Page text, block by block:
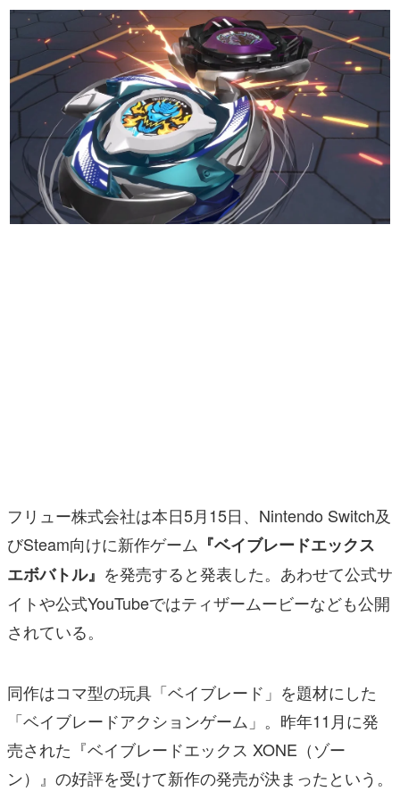
日本モバイルゲーム産業史
日本のモバイルゲーム史における主要なトピック・タイト
ルを網羅するほか、開発者へのインタビューや識者による
解説を掲載。約20年の歴史が一望できる決定版！
若ゲのいたり〜ゲームクリエイターの青春〜
『うつヌケ』『ペンと箸』等で知られるマンガ家・田中圭
一先生によるゲーム業界レポートマンガです。
なんでゲームは面白い？
ゲーム開発者・hamatsu氏がゲームの魅力を画面や操作の
具体的な形から解き明かしていく、硬派で骨太な評論連載
です。
その他
電ファミニコゲーマーとは？
運営：株式会社マレ
フリュー株式会社は本日5月15日、Nintendo Switch及
びSteam向けに新作ゲーム 『ベイブレードエックス
エボバトル』 を発売すると発表した。あわせて公式サ
イトや公式YouTubeではティザームービーなども公開
されている。
同作はコマ型の玩具「ベイブレード」を題材にした
「ベイブレードアクションゲーム」。昨年11月に発
売された『ベイブレードエックス XONE（ゾー
ン）』の好評を受けて新作の発売が決まったという。